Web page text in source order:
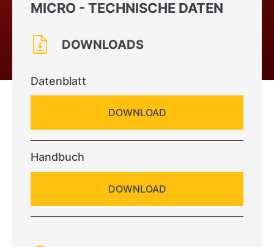
MICRO - TECHNISCHE DATEN
DOWNLOADS
Datenblatt
DOWNLOAD
Handbuch
DOWNLOAD